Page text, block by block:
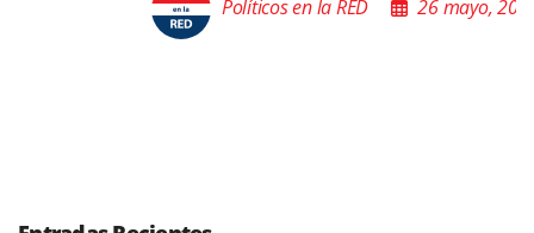
Políticos en la RED 26 mayo, 2025